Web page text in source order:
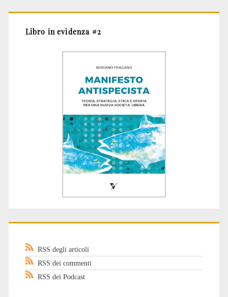
Libro in evidenza #2
RSS degli articoli
RSS dei commenti
RSS dei Podcast